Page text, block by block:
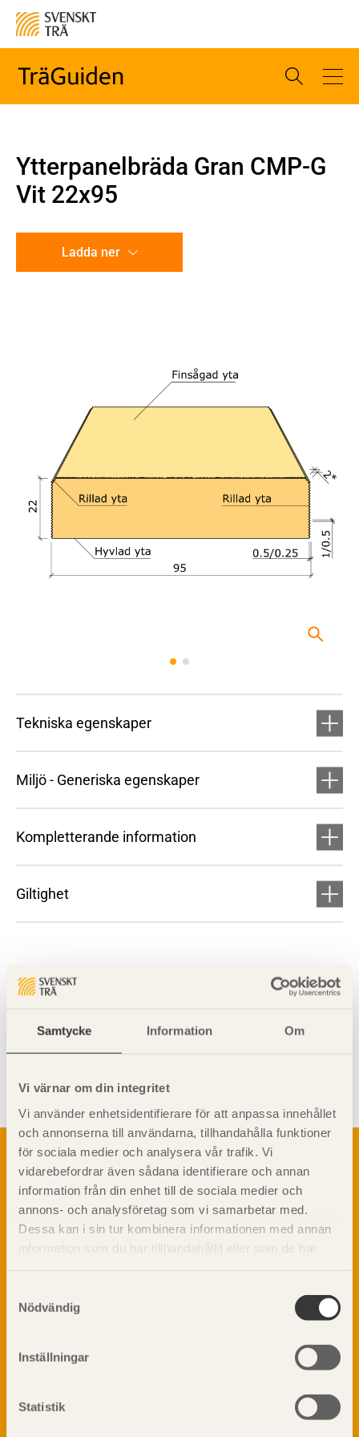
Samtycke Information Om
Vi värnar om din integritet
Vi använder enhetsidentifierare för att anpassa innehållet
och annonserna till användarna, tillhandahålla funktioner
för sociala medier och analysera vår trafik. Vi
vidarebefordrar även sådana identifierare och annan
information från din enhet till de sociala medier och
annons- och analysföretag som vi samarbetar med.
Dessa kan i sin tur kombinera informationen med annan
information som du har tillhandahållit eller som de har
Nödvändig
Inställningar
Statistik
Ytterpanelbräda Gran CMP-G
Vit 22x95
Ladda ner
Tekniska egenskaper
Miljö - Generiska egenskaper
Kompletterande information
Giltighet
Om trä
Materialet trä
Skogsbruk
Barrträdets uppbyggnad
Träets egenskaper och kvalitet
Kemisk behandling
Fakta om Limträ
Fukt
Ljud
TräGuiden är den digitala handboken för trä och
materialet trä samt instruktioner för byggande
med trä.
Prenumerera på TräGuidens nyhetsbrev!